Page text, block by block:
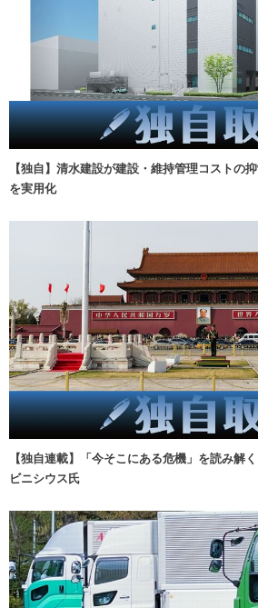
【独自】清水建設が建設・維持管理コストの
を実用化
【独自連載】「今そこにある危機」を読み解
ビニシウス氏